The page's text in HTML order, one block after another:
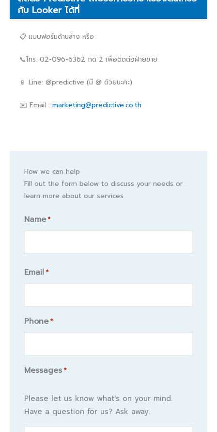
กับ Looker ได้ที่
📋 แบบฟอร์มด้านล่าง หรือ
📞โทร. 02-096-6362 กด 2 เพื่อติดต่อฝ่ายขาย
📱 Line: @predictive (มี @ ด้วยนะคะ)
✉️ Email : marketing@predictive.co.th
How we can help
Fill out the form below to discuss your needs or
learn more about our services
Name *
Name
Email *
Phone *
Messages *
Please let us know what's on your mind.
Have a question for us? Ask away.